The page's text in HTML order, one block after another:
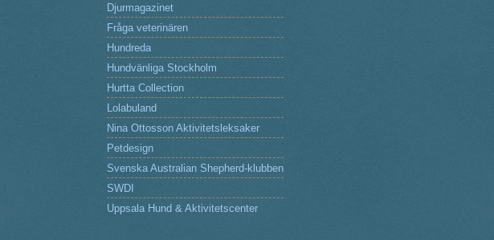
Djurmagazinet
Fråga veterinären
Hundreda
Hundvänliga Stockholm
Hurtta Collection
Lolabuland
Nina Ottosson Aktivitetsleksaker
Petdesign
Svenska Australian Shepherd-klubben
SWDI
Uppsala Hund & Aktivitetscenter